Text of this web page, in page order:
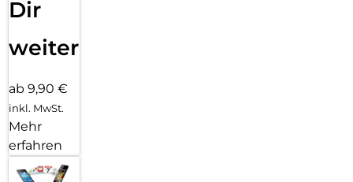
Dir
weiter
ab 9,90 €
inkl. MwSt.
Mehr
erfahren